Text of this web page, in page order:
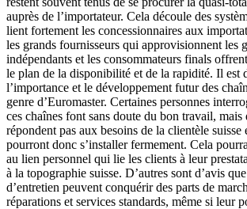
auprès de l’importateur. Cela découle des
lient fortement les concessionnaires aux
les grands fournisseurs qui approvisionnent les
indépendants et les consommateurs finals
le plan de la disponibilité et de la rapidité. Il est
l’importance et le développement futur des
genre d’Euromaster. Certaines personnes
ces chaînes font sans doute du bon travail, mais
répondent pas aux besoins de la clientèle suisse
pourront donc s’installer fermement. Cela
au lien personnel qui lie les clients à leur
à la topographie suisse. D’autres sont d’avis
d’entretien peuvent conquérir des parts de
réparations et services standards, même si leur